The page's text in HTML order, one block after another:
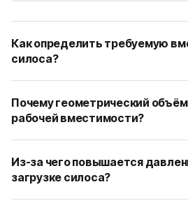
Как определить требуемую
силоса?
Почему геометрический
рабочей вместимости?
Из-за чего повышается
загрузке силоса?